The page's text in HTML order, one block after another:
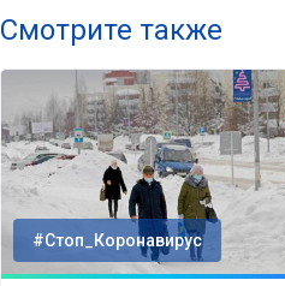
Смотрите также
#Стоп_Коронавирус